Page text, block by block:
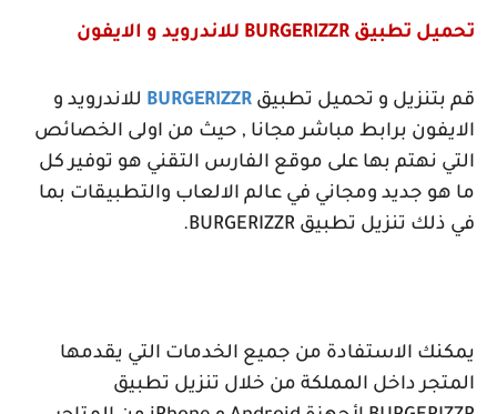
تحميل تطبيق BURGERIZZR للاندرويد و الايفون
قم بتنزيل و تحميل تطبيق BURGERIZZR للاندرويد و
الايفون برابط مباشر مجانا , حيث من اولى الخصائص
التي نهتم بها على موقع الفارس التقني هو توفير كل
ما هو جديد ومجاني في عالم الالعاب والتطبيقات بما
في ذلك تنزيل تطبيق BURGERIZZR
.
يمكنك الاستفادة من جميع الخدمات التي يقدمها
المتجر داخل المملكة من خلال تنزيل تطبيق